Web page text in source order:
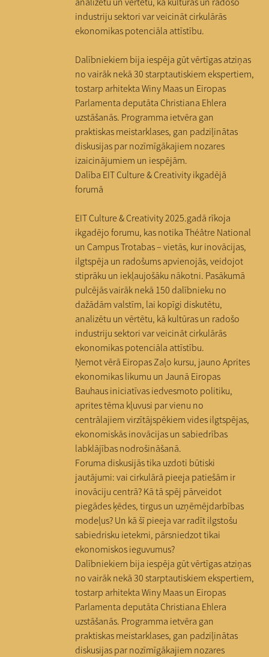
industriju sektori var veicināt cirkulārās
ekonomikas potenciāla attīstību.
Dalībniekiem bija iespēja gūt vērtīgas atziņas
no vairāk nekā 30 starptautiskiem ekspertiem,
tostarp arhitekta Winy Maas un Eiropas
Parlamenta deputāta Christiana Ehlera
uzstāšanās. Programma ietvēra gan
praktiskas meistarklases, gan padziļinātas
diskusijas par nozīmīgākajiem nozares
izaicinājumiem un iespējām.
Dalība EIT Culture & Creativity ikgadējā
forumā
EIT Culture & Creativity 2025.gadā rīkoja
ikgadējo forumu, kas notika Théâtre National
un Campus Trotabas – vietās, kur inovācijas,
ilgtspēja un radošums apvienojās, veidojot
stiprāku un iekļaujošāku nākotni. Pasākumā
pulcējās vairāk nekā 150 dalībnieku no
dažādām valstīm, lai kopīgi diskutētu,
analizētu un vērtētu, kā kultūras un radošo
industriju sektori var veicināt cirkulārās
ekonomikas potenciāla attīstību.
Ņemot vērā Eiropas Zaļo kursu, jauno Aprites
ekonomikas likumu un Jaunā Eiropas
Bauhaus iniciatīvas iedvesmoto politiku,
aprites tēma kļuvusi par vienu no
centrālajiem virzītājspēkiem vides ilgtspējas,
ekonomiskās inovācijas un sabiedrības
labklājības nodrošināšanā.
Foruma diskusijās tika uzdoti būtiski
jautājumi: vai cirkulārā pieeja patiešām ir
inovāciju centrā? Kā tā spēj pārveidot
piegādes ķēdes, tirgus un uzņēmējdarbības
modeļus? Un kā šī pieeja var radīt ilgstošu
sabiedrisku ietekmi, pārsniedzot tikai
ekonomiskos ieguvumus?
Dalībniekiem bija iespēja gūt vērtīgas atziņas
no vairāk nekā 30 starptautiskiem ekspertiem,
tostarp arhitekta Winy Maas un Eiropas
Parlamenta deputāta Christiana Ehlera
uzstāšanās. Programma ietvēra gan
praktiskas meistarklases, gan padziļinātas
diskusijas par nozīmīgākajiem nozares